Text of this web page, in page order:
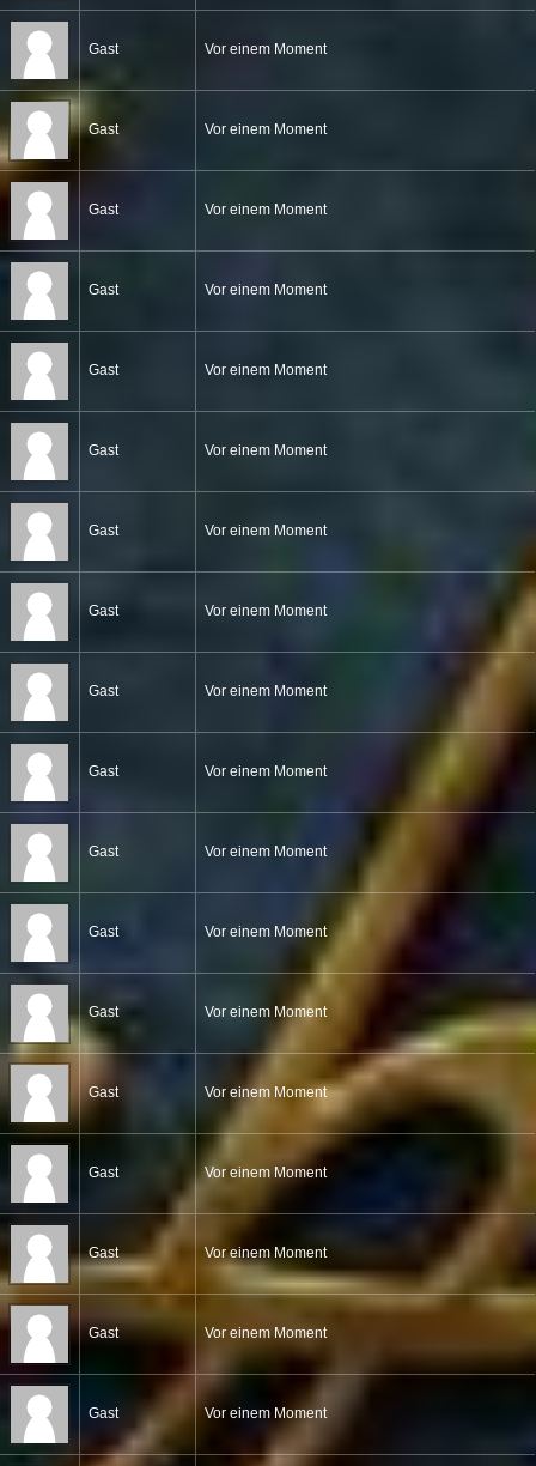
Gast Vor einem Moment
Gast Vor einem Moment
Gast Vor einem Moment
Gast Vor einem Moment
Gast Vor einem Moment
Gast Vor einem Moment
Gast Vor einem Moment
Gast Vor einem Moment
Gast Vor einem Moment
Gast Vor einem Moment
Gast Vor einem Moment
Gast Vor einem Moment
Gast Vor einem Moment
Gast Vor einem Moment
Gast Vor einem Moment
Gast Vor einem Moment
Gast Vor einem Moment
Gast Vor einem Moment